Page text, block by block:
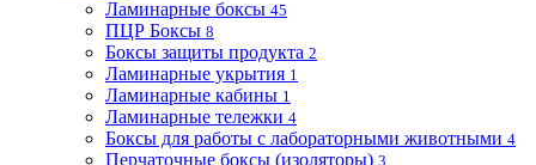
Ламинарные боксы 45
ПЦР Боксы 8
Боксы защиты продукта 2
Ламинарные укрытия 1
Ламинарные кабины 1
Ламинарные тележки 4
Боксы для работы с лабораторными животными 4
Перчаточные боксы (изоляторы) 3